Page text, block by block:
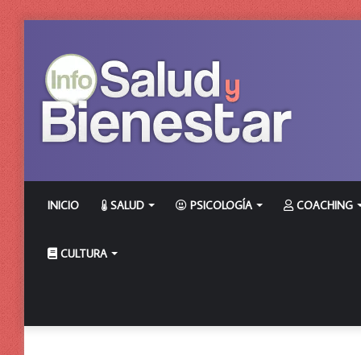
INICIO SALUD PSICOLOGÍA COACHING
CULTURA